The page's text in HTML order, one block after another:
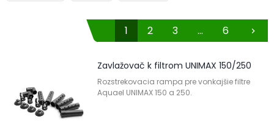
1 2 3 ... 6 chevron_right
Zavlažovač k filtrom UNIMAX 150/250
Rozstrekovacia rampa pre vonkajšie filtre
Aquael UNIMAX 150 a 250.